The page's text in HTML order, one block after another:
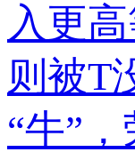
入更
则被T
“牛”